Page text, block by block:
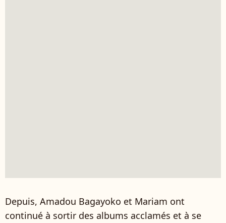
Depuis, Amadou Bagayoko et Mariam ont
continué à sortir des albums acclamés et à se